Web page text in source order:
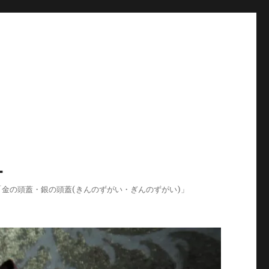
の頭蓋・銀の頭蓋(きんのずがい・ぎんのずがい)」